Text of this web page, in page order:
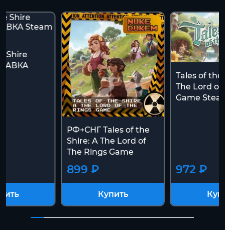
Shire
РФ+СНГ Tales of the
Shire: A The Lord of
The Rings Game
899 ₽
Купить
Tales of the
The Lord of
Game
972 ₽